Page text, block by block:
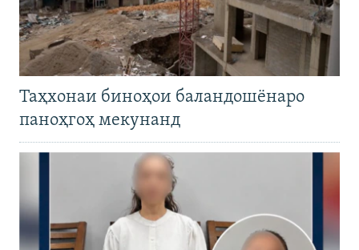
Таҳхонаи биноҳои баландошёнаро
паноҳгоҳ мекунанд